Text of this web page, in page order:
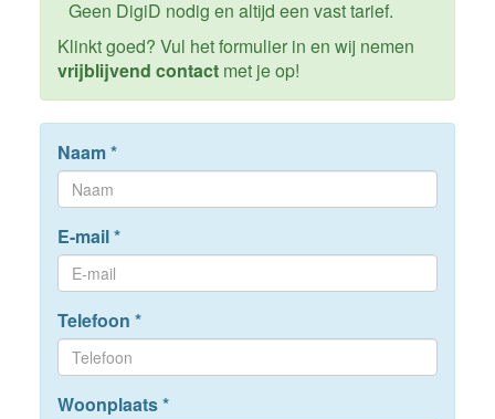
Geen DigiD nodig en altijd een vast tarief.
Klinkt goed? Vul het formulier in en wij nemen
vrijblijvend contactmet je op!
Naam*
E-mail*
Telefoon *
Woonplaats*